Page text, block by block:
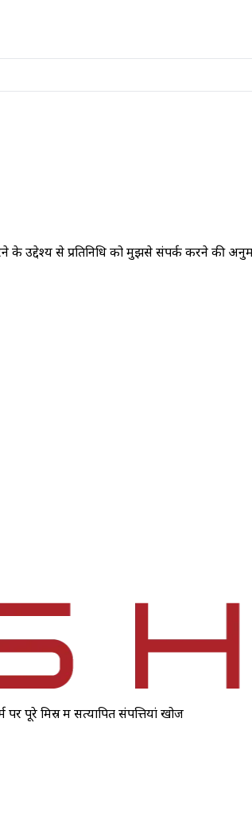
के उद्देश्य से प्रतिनिधि को मुझसे संपर्क करने
पूरे मिस्र में सत्यापित संपत्तियां खोजें